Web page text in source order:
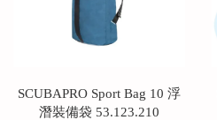
SCUBAPRO Sport Bag 10 浮
潛裝備袋 53.123.210